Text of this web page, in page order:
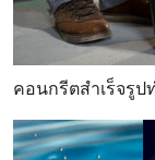
คอนกรีตสำเร็จรูป